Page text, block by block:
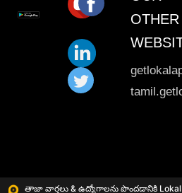
తాజా వార్తలు & ఉద్యోగాలను పొందడానికి Lokal
OTHER